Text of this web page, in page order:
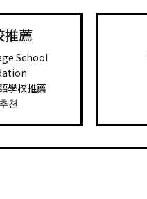
推薦
School
學校推薦
천